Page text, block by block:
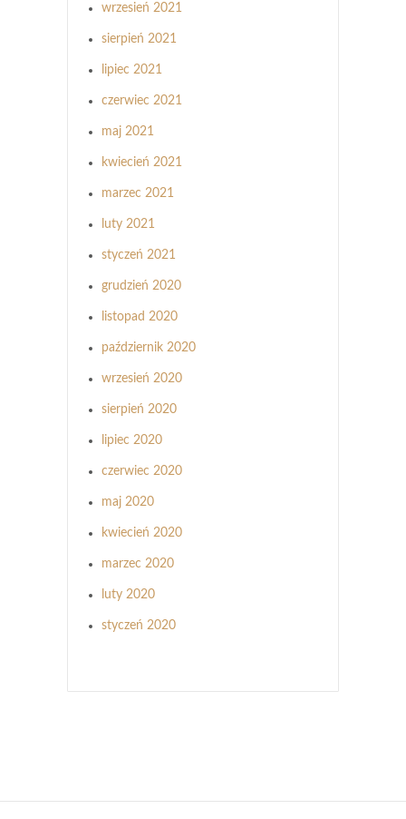
wrzesień 2021
sierpień 2021
lipiec 2021
czerwiec 2021
maj 2021
kwiecień 2021
marzec 2021
luty 2021
styczeń 2021
grudzień 2020
listopad 2020
październik 2020
wrzesień 2020
sierpień 2020
lipiec 2020
czerwiec 2020
maj 2020
kwiecień 2020
marzec 2020
luty 2020
styczeń 2020